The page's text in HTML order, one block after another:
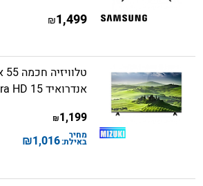
1,499
₪
אנדרואיד 15 MIZUKI 4K Ultra HD
1,199
₪
מחיר
באילת:1,016
₪